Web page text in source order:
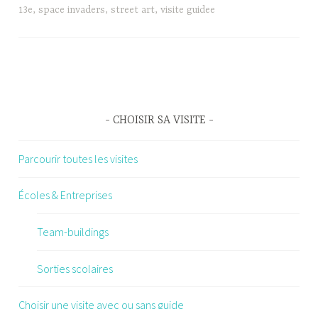
13e,space invaders,street art,visite guidee
CHOISIR SA VISITE
Parcourir toutes les visites
Écoles & Entreprises
Team-buildings
Sorties scolaires
Choisir une visite avec ou sans guide